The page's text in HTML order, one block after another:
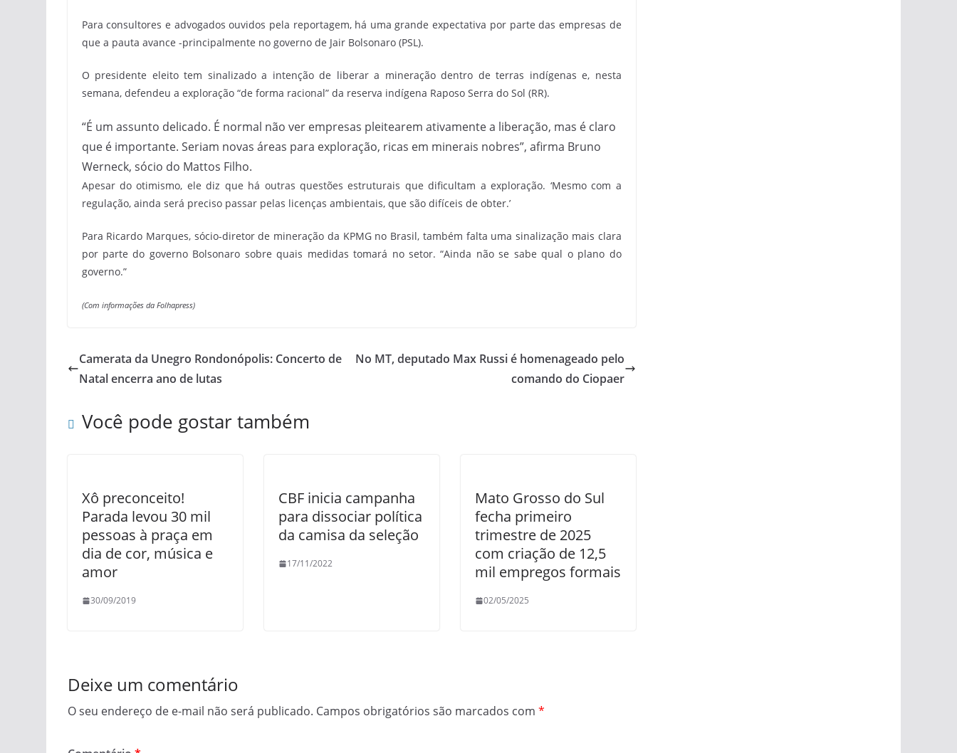
Para consultores e advogados ouvidos pela reportagem, há uma grande expectativa por parte das empresas de
que a pauta avance -principalmente no governo de Jair Bolsonaro (PSL).
O presidente eleito tem sinalizado a intenção de liberar a mineração dentro de terras indígenas e, nesta
semana, defendeu a exploração “de forma racional” da reserva indígena Raposo Serra do Sol (RR).
“É um assunto delicado. É normal não ver empresas pleitearem ativamente a liberação, mas é claro
que é importante. Seriam novas áreas para exploração, ricas em minerais nobres”, afirma Bruno
Werneck, sócio do Mattos Filho.
Apesar do otimismo, ele diz que há outras questões estruturais que dificultam a exploração. ‘Mesmo com a
regulação, ainda será preciso passar pelas licenças ambientais, que são difíceis de obter.’
Para Ricardo Marques, sócio-diretor de mineração da KPMG no Brasil, também falta uma sinalização mais clara
por parte do governo Bolsonaro sobre quais medidas tomará no setor. “Ainda não se sabe qual o plano do
governo.”
(Com informações da Folhapress)
Camerata da Unegro Rondonópolis: Concerto de
Natal encerra ano de lutas
No MT, deputado Max Russi é homenageado pelo
comando do Ciopaer
Você pode gostar também
Xô preconceito!
Parada levou 30 mil
pessoas à praça em
dia de cor, música e
amor
30/09/2019
CBF inicia campanha
para dissociar política
da camisa da seleção
17/11/2022
Mato Grosso do Sul
fecha primeiro
trimestre de 2025
com criação de 12,5
mil empregos formais
02/05/2025
Deixe um comentário
O seu endereço de e-mail não será publicado. Campos obrigatórios são marcados com *